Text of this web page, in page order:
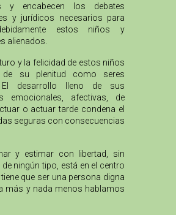
y encabecen los debates
y jurídicos necesarios para
estos niños y
alienados.
y la felicidad de estos niños
de su plenitud como seres
El desarrollo lleno de sus
emocionales, afectivas, de
o actuar tarde condena el
seguras con consecuencias
y estimar con libertad, sin
ningún tipo, está en el centro
que ser una persona digna
más y nada menos hablamos